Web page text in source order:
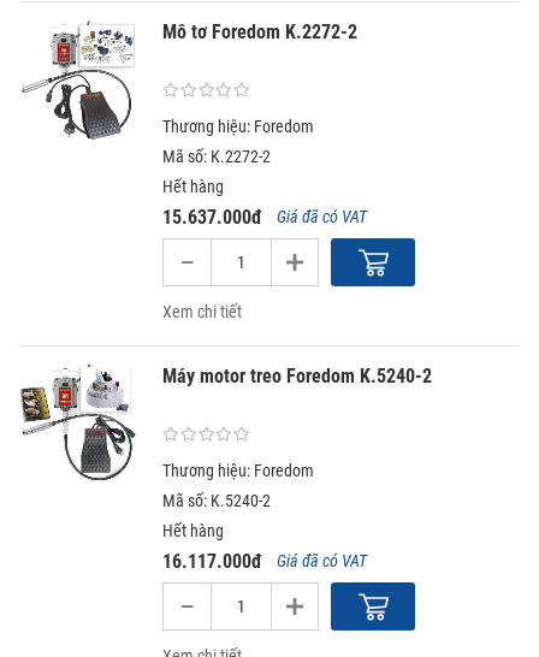
Mô tơ Foredom K.2272-2
Thương hiệu: Foredom
Mã số: K.2272-2
Hết hàng
15.637.000đ Giá đã có VAT
Xem chi tiết
Máy motor treo Foredom K.5240-2
Thương hiệu: Foredom
Mã số: K.5240-2
Hết hàng
16.117.000đ Giá đã có VAT